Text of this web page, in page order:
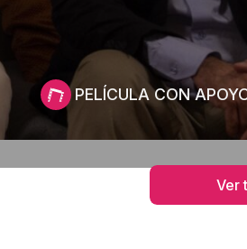
PELÍCULA CON
Ver